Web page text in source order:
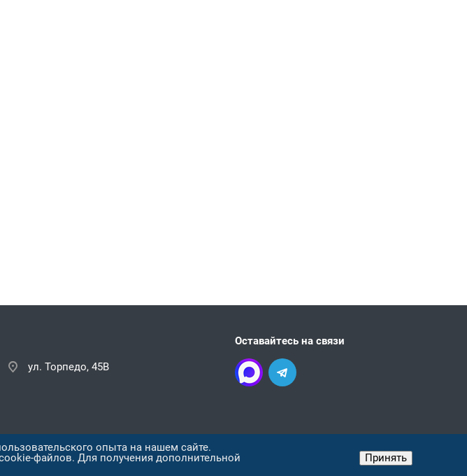
ул. Торпедо, 45В
Оставайтесь на связи
опыта на нашем сайте.
файлов. Для получения дополнительной
Принять